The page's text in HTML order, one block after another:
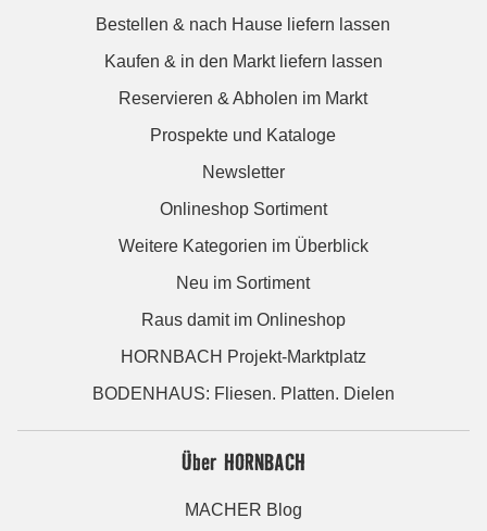
Bestellen & nach Hause liefern lassen
Kaufen & in den Markt liefern lassen
Reservieren & Abholen im Markt
Prospekte und Kataloge
Newsletter
Onlineshop Sortiment
Weitere Kategorien im Überblick
Neu im Sortiment
Raus damit im Onlineshop
HORNBACH Projekt-Marktplatz
BODENHAUS: Fliesen. Platten. Dielen
Über HORNBACH
MACHER Blog